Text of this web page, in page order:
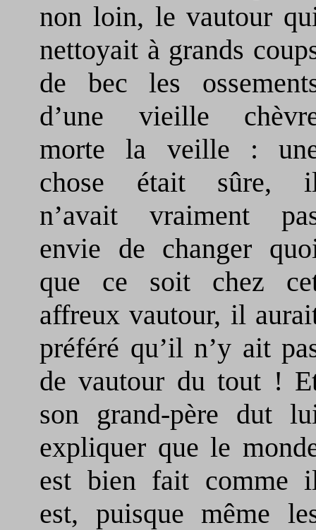
non loin, le vautour
nettoyait à grands
de bec les
d’une vieille
morte la veille :
chose était sûre,
n’avait vraiment
envie de changer
que ce soit chez
affreux vautour, il
préféré qu’il n’y ait
de vautour du tout !
son grand-père dut
expliquer que le
est bien fait comme
est, puisque même